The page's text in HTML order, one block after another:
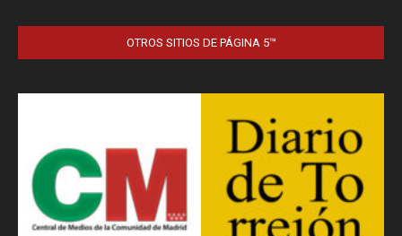
OTROS SITIOS DE PÁGINA 5™